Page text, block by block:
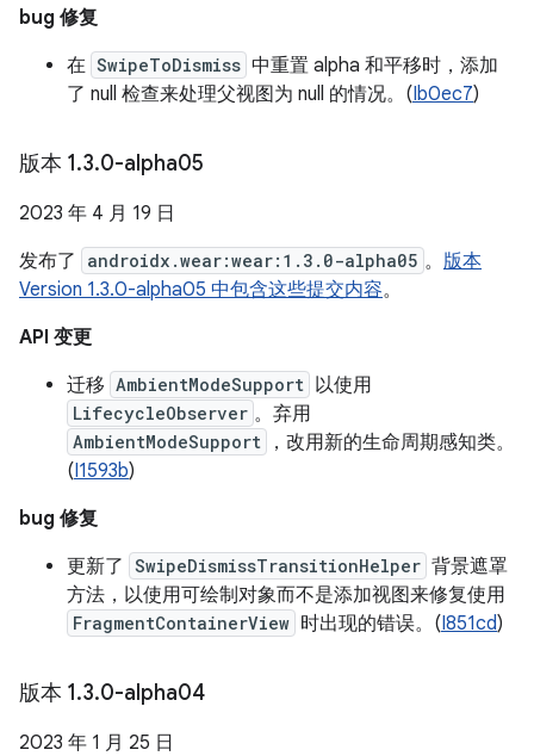
bug 修复
在 SwipeToDismiss 中重置 alpha 和平移时，添加
了 null 检查来处理父视图为 null 的情况。(Ib0ec7)
版本 1.3.0-alpha05
2023 年 4 月 19 日
发布了
androidx.wear:wear:1.3.0-alpha05 。 版本
Version 1.3.0-alpha05 中包含这些提交内容。
API 变更
迁移 AmbientModeSupport 以使用
LifecycleObserver 。弃用
AmbientModeSupport
，改用新的生命周期感知类。
(I1593b)
bug 修复
更新了 SwipeDismissTransitionHelper 背景遮罩
方法，以使用可绘制对象而不是添加视图来修复使用
FragmentContainerView 时出现的错误。(I851cd)
版本 1.3.0-alpha04
2023 年 1 月 25 日